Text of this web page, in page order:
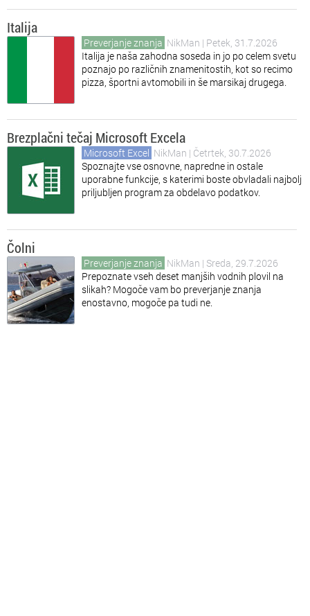
Italija
Preverjanje znanja NikMan | Petek, 31.7.2026
Italija je naša zahodna soseda in jo po celem svetu
poznajo po različnih znamenitostih, kot so recimo
pizza, športni avtomobili in še marsikaj drugega.
Brezplačni tečaj Microsoft Excela
Microsoft Excel NikMan | Četrtek, 30.7.2026
Spoznajte vse osnovne, napredne in ostale
uporabne funkcije, s katerimi boste obvladali najbolj
priljubljen program za obdelavo podatkov.
Čolni
Preverjanje znanja NikMan | Sreda, 29.7.2026
Prepoznate vseh deset manjših vodnih plovil na
slikah? Mogoče vam bo preverjanje znanja
enostavno, mogoče pa tudi ne.